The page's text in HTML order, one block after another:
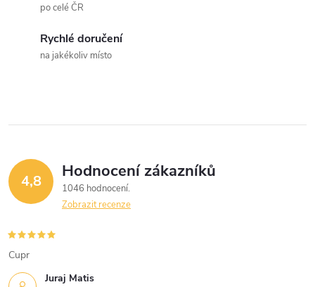
po celé ČR
Rychlé doručení
na jakékoliv místo
4,8 Hodnocení zákazníků
1046 hodnocení
Zobrazit recenze
Juraj Matis
Cupr